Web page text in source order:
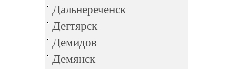
Дальнереченск
Дегтярск
Демидов
Демянск